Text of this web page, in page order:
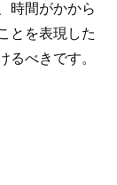
時間がかから
とを表現した
るべきです。